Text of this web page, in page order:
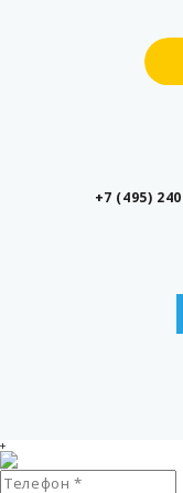
+7 (495)
+